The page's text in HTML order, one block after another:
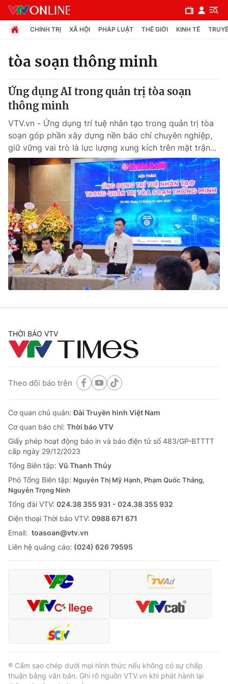
Chuyên mục
Chính trị
Xã hội
Pháp luật
Y tế
Thế giới
Tin tức
Thế giới đó đây
Câu chuyện quốc tế
Kinh tế
Tài chính
Thị trường
Góc doanh nghiệp
Dữ liệu và đời sống
Truyền hình
Phim VTV
Hậu trường
Giải sao mai
Giải trí
Điện ảnh
Âm nhạc
Du lịch
Làm đẹp
Chất lượng cuộc sống
Tuyển sinh
Học trực tuyến
Công nghệ
Hitech Công nghệ tương lai
Sản phẩm
Thị trường
Tư vấn
Giao lưu trực tuyến
Lịch phát sóng
Chuyên mục khác
Emagazine Podcast
Video Shorts video
VTV Money
VTV Sức khoẻ Bất động sản
CHÍNH TRỊ XÃ HỘI PHÁP LUẬT THẾ GIỚI KINH TẾ
tòa soạn thông minh
Ứng dụng AI trong quản trị tòa soạn
thông minh
VTV.vn - Ứng dụng trí tuệ nhân tạo trong quản trị tòa
soạn góp phần xây dựng nền báo chí chuyên nghiệp,
giữ vững vai trò là lực lượng xung kích trên mặt trận...
THỜI BÁO VTV
Theo dõi báo trên
Cơ quan chủ quản:Đài Truyền hình Việt Nam
Cơ quan báo chí: Thời báo VTV
Giấy phép hoạt động báo in và báo điện tử số 483/GP-BTTTT
cấp ngày 29/12/2023
Tổng Biên tập: Vũ Thanh Thủy
Phó Tổng Biên tập: Nguyễn Thị Mỹ Hạnh, Phạm Quốc Thắng,
Nguyễn Trọng Ninh
Tổng đài VTV: 024.38 355 931 - 024.38 355 932
Ðiện thoại Thời báo VTV: 0988 671 671
Email: toasoan@vtv.vn
Liên hệ quảng cáo: (024) 626 79595
® Cấm sao chép dưới mọi hình thức nếu không có sự chấp
thuận bằng văn bản. Ghi rõ nguồn VTV.vn khi phát hành lại